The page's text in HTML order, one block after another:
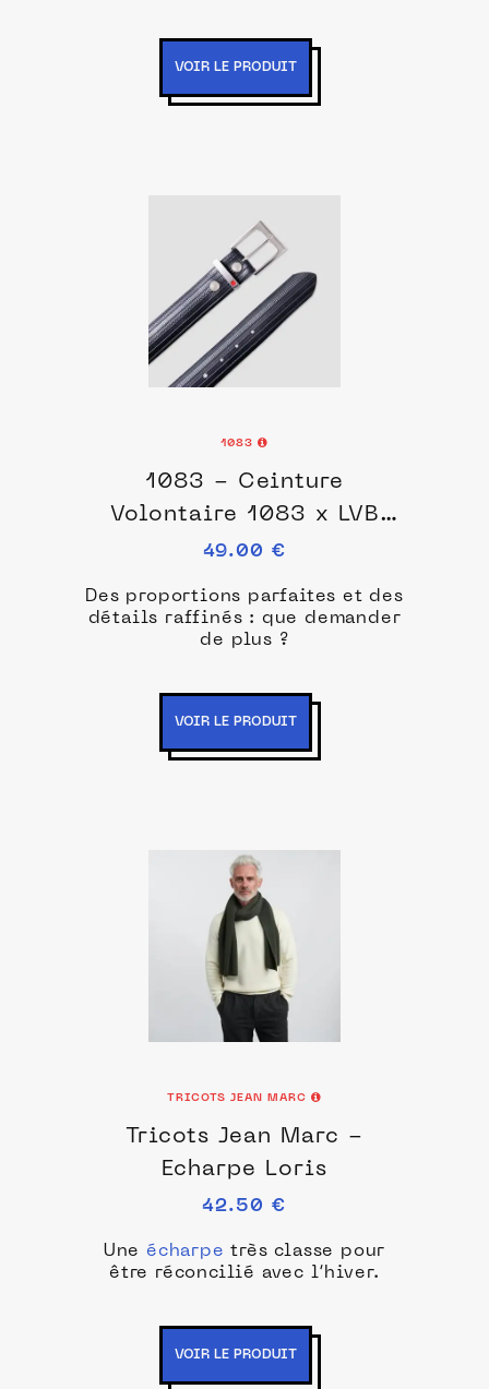
VOIR LE PRODUIT
1083
1083 - Ceinture
Volontaire 1083 x LVB
Noir 818
49.00 €
Des proportions parfaites et des
détails raffinés : que demander
de plus ?
VOIR LE PRODUIT
TRICOTS JEAN MARC
Tricots Jean Marc -
Echarpe Loris
42.50 €
Une écharpe très classe pour
être réconcilié avec l’hiver.
VOIR LE PRODUIT